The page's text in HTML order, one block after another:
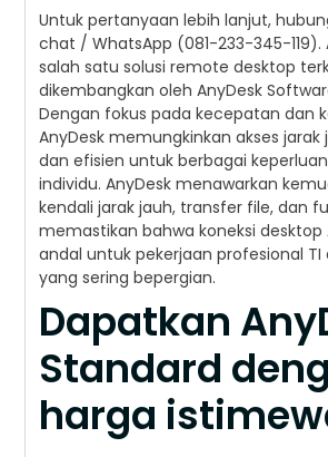
Untuk pertanyaan lebih lanjut,
chat / WhatsApp (081-233-345-119).
salah satu solusi remote desktop
dikembangkan oleh AnyDesk
Dengan fokus pada kecepatan dan
AnyDesk memungkinkan akses
dan efisien untuk berbagai
individu. AnyDesk menawarkan
kendali jarak jauh, transfer file, dan
memastikan bahwa koneksi
andal untuk pekerjaan profesional TI
yang sering bepergian.
Dapatkan
Standard
harga